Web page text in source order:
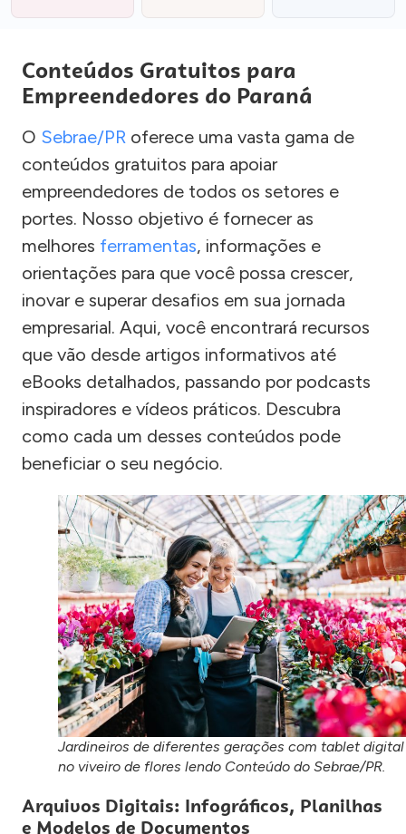
Conteúdos Gratuitos para
Empreendedores do Paraná
O Sebrae/PR oferece uma vasta gama de
conteúdos gratuitos para apoiar
empreendedores de todos os setores e
portes. Nosso objetivo é fornecer as
melhores ferramentas, informações e
orientações para que você possa crescer,
inovar e superar desafios em sua jornada
empresarial. Aqui, você encontrará recursos
que vão desde artigos informativos até
eBooks detalhados, passando por podcasts
inspiradores e vídeos práticos. Descubra
como cada um desses conteúdos pode
beneficiar o seu negócio.
Jardineiros de diferentes gerações com tablet digital
no viveiro de flores lendo Conteúdo do Sebrae/PR.
Arquivos Digitais: Infográficos, Planilhas
e Modelos de Documentos